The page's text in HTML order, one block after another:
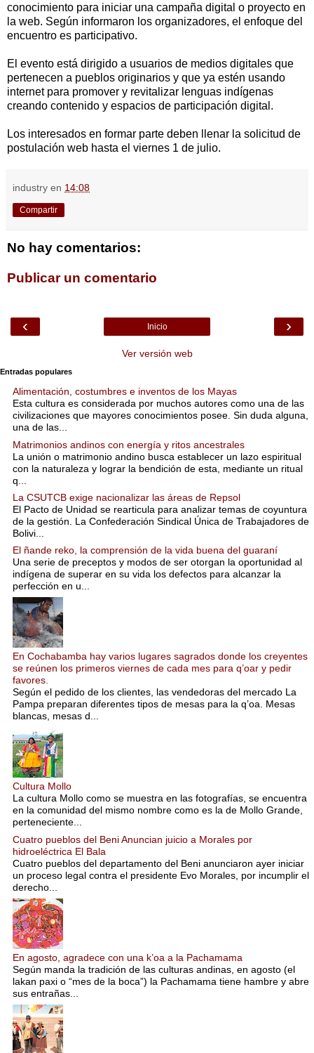
conocimiento para iniciar una campaña digital o proyecto en
la web. Según informaron los organizadores, el enfoque del
encuentro es participativo.
El evento está dirigido a usuarios de medios digitales que
pertenecen a pueblos originarios y que ya estén usando
internet para promover y revitalizar lenguas indígenas
creando contenido y espacios de participación digital.
Los interesados en formar parte deben llenar la solicitud de
postulación web hasta el viernes 1 de julio.
industry en 14:08
Compartir
No hay comentarios:
Publicar un comentario
‹ ›
Inicio
Ver versión web
Entradas populares
Alimentación, costumbres e inventos de los Mayas
Esta cultura es considerada por muchos autores como una de las
civilizaciones que mayores conocimientos posee. Sin duda alguna,
una de las...
Matrimonios andinos con energía y ritos ancestrales
La unión o matrimonio andino busca establecer un lazo espiritual
con la naturaleza y lograr la bendición de esta, mediante un ritual
q...
La CSUTCB exige nacionalizar las áreas de Repsol
El Pacto de Unidad se rearticula para analizar temas de coyuntura
de la gestión. La Confederación Sindical Única de Trabajadores de
Bolivi...
El ñande reko, la comprensión de la vida buena del guaraní
Una serie de preceptos y modos de ser otorgan la oportunidad al
indígena de superar en su vida los defectos para alcanzar la
perfección en u...
En Cochabamba hay varios lugares sagrados donde los creyentes
se reúnen los primeros viernes de cada mes para q’oar y pedir
favores.
Según el pedido de los clientes, las vendedoras del mercado La
Pampa preparan diferentes tipos de mesas para la q’oa. Mesas
blancas, mesas d...
Cultura Mollo
La cultura Mollo como se muestra en las fotografías, se encuentra
en la comunidad del mismo nombre como es la de Mollo Grande,
perteneciente...
Cuatro pueblos del Beni Anuncian juicio a Morales por
hidroeléctrica El Bala
Cuatro pueblos del departamento del Beni anunciaron ayer iniciar
un proceso legal contra el presidente Evo Morales, por incumplir el
derecho...
En agosto, agradece con una k’oa a la Pachamama
Según manda la tradición de las culturas andinas, en agosto (el
lakan paxi o “mes de la boca”) la Pachamama tiene hambre y abre
sus entrañas...